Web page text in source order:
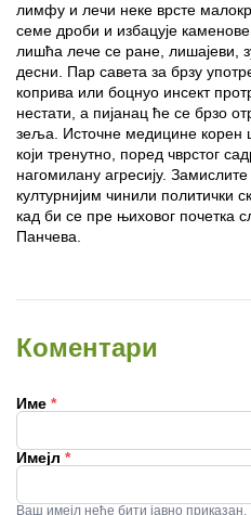
лимфу и лечи неке врсте
семе дроби и избацује
лишћа лече се ране, лишајеви,
десни. Пар савета за брзу
коприва или боцнуо инсект
нестати, а пијанац ће се брзо
зеља. Источне медицине корен
који тренутно, поред чврстог
нагомилану агресију.
културнијим чинили политички
кад би се пре њиховог почетка
Панчева.
Коментари
Име *
Имејл *
Ваш имејл неће бити јавно приказан.